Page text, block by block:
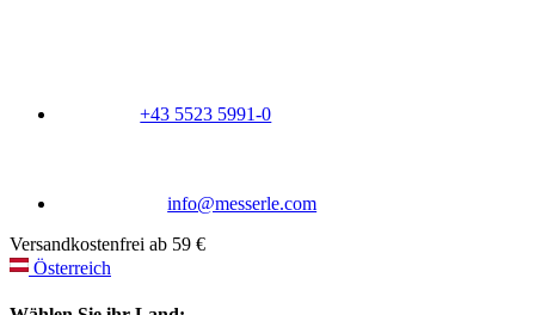
+43 5523 5991-0
info@messerle.com
Versandkostenfrei ab 59 €
Österreich